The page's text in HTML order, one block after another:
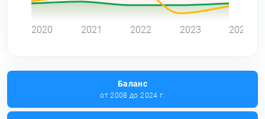
2020 2021 2022 2023 2024
Баланс
от 2008 до 2024 г.